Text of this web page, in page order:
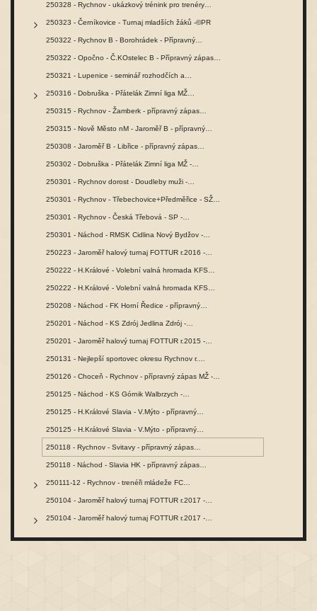
250328 - Rychnov - ukázkový trénink pro trenéry…
250323 - Černíkovice - Turnaj mladších žáků -©PR
250322 - Rychnov B - Borohrádek - Přípravný…
250322 - Opočno - Č.KOstelec B - Přípravný zápas…
250321 - Lupenice - seminář rozhodčích a…
250316 - Dobruška - Přátelák Zimní liga MŽ…
250315 - Rychnov - Žamberk - přípravný zápas…
250315 - Nově Město nM - Jaroměř B - přípravný…
250308 - Jaroměř B - Libřice - přípravný zápas…
250302 - Dobruška - Přátelák Zimní liga MŽ -…
250301 - Rychnov dorost - Doudleby muži -…
250301 - Rychnov - Třebechovice+Předměřice - SŽ…
250301 - Rychnov - Česká Třebová - SP -…
250301 - Náchod - RMSK Cidlina Nový Bydžov -…
250223 - Jaroměř halový turnaj FOTTUR r.2016 -…
250222 - H.Králové - Volební valná hromada KFS…
250222 - H.Králové - Volební valná hromada KFS…
250208 - Náchod - FK Horní Ředice - přípravný…
250201 - Náchod - KS Zdrój Jedlina Zdrój -…
250201 - Jaroměř halový turnaj FOTTUR r.2015 -…
250131 - Nejlepší sportovec okresu Rychnov r.…
250126 - Choceň - Rychnov - přípravný zápas MŽ -…
250125 - Náchod - KS Górnik Walbrzych -…
250125 - H.Králové Slavia - V.Mýto - přípravný…
250125 - H.Králové Slavia - V.Mýto - přípravný…
250118 - Rychnov - Svitavy - přípravný zápas…
250118 - Náchod - Slavia HK - přípravný zápas…
250111-12 - Rychnov - trenéři mládeže FC…
250104 - Jaroměř halový turnaj FOTTUR r.2017 -…
250104 - Jaroměř halový turnaj FOTTUR r.2017 -…